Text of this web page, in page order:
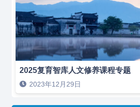
2025复育智库人文修养课程专题
2023年12月29日